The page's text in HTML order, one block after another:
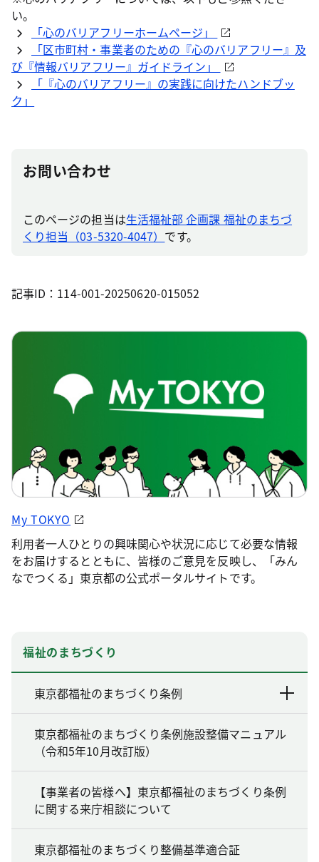
い。
「心のバリアフリーホームページ」
「区市町村・事業者のための『心のバリアフリー』及
び『情報バリアフリー』ガイドライン」
「『心のバリアフリー』の実践に向けたハンドブッ
ク」
お問い合わせ
このページの担当は生活福祉部 企画課 福祉のまちづ
くり担当（03-5320-4047） です。
記事ID：114-001-20250620-015052
My TOKYO
利用者一人ひとりの興味関心や状況に応じて必要な情報
をお届けするとともに、皆様のご意見を反映し、「みん
なでつくる」東京都の公式ポータルサイトです。
福祉のまちづくり
東京都福祉のまちづくり条例
東京都福祉のまちづくり条例施設整備マニュアル
（令和5年10月改訂版）
【事業者の皆様へ】東京都福祉のまちづくり条例
に関する来庁相談について
東京都福祉のまちづくり整備基準適合証